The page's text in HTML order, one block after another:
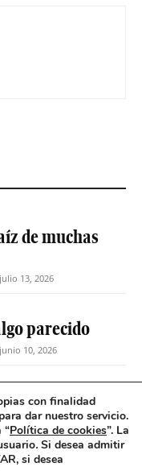
de muchas
julio 13, 2026
parecido
junio 10, 2026
la decisión
de Precios
con finalidad
dar nuestro servicio.
“Política de cookies”. La
. Si desea admitir
si desea